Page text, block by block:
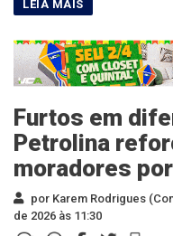
Furtos em
Petrolina
moradores
por Karem Rodrigues
de 2026 às 11:30